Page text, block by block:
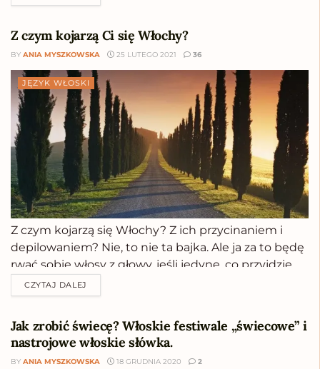
włoskiego motywują tylko podróże!albo:Kiedy
mówić!A już najlepiej to...
Z czym kojarzą Ci się Włochy?
BY ANIA MYSZKOWSKA 25 LUTEGO 2021 36
JĘZYK WŁOSKI
Z czym kojarzą się Włochy? Z ich przycinaniem i
depilowaniem? Nie, to nie ta bajka. Ale ja za to będę
rwać sobie włosy z głowy, jeśli jedyne, co przyjdzie
mi na myśl przy P to Piza, pizza, pasta i Pavarotti...
Oto 20 najbardziej nietypowych skojarzeń...
CZYTAJ DALEJ
Jak zrobić świecę? Włoskie festiwale „świecowe” i
nastrojowe włoskie słówka.
BY ANIA MYSZKOWSKA 18 GRUDNIA 2020 2